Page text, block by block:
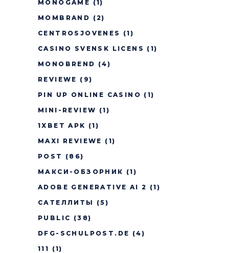
MONOGAME (1)
MOMBRAND (2)
CENTROSJOVENES
(1)
CASINO SVENSK LICENS (1)
MONOBREND (4)
REVIEWE (9)
PIN UP ONLINE CASINO (1)
MINI-REVIEW (1)
1XBET APK (1)
MAXI REVIEWE (1)
POST
(86)
МАКСИ-ОБЗОРНИК (1)
ADOBE GENERATIVE AI 2 (1)
САТЕЛЛИТЫ
(5)
PUBLIC (38)
DFG-SCHULPOST.DE (4)
111 (1)